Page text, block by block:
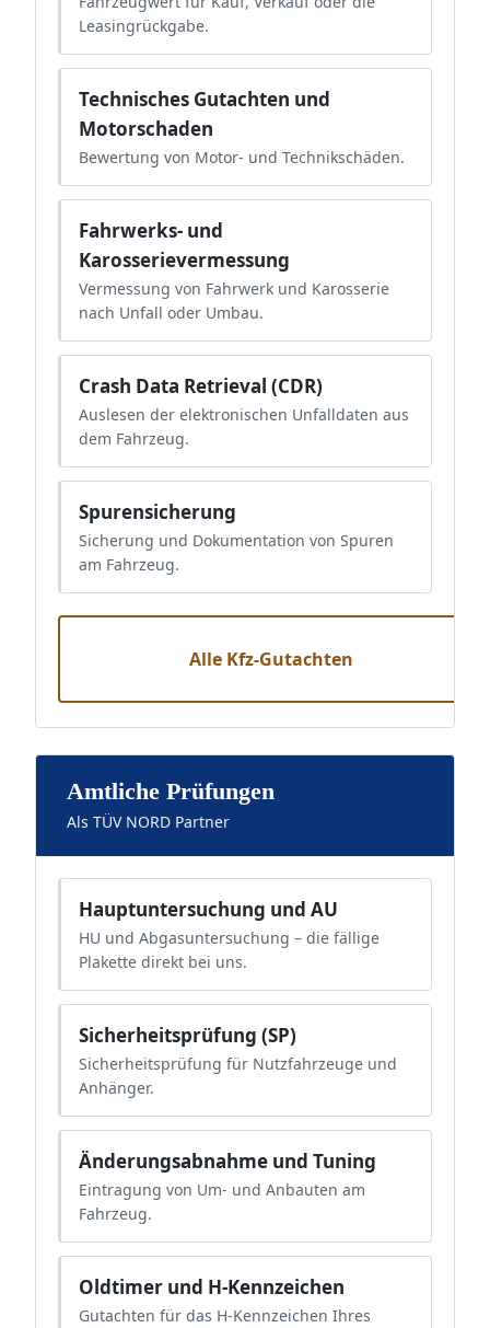
Leasingrückgabe.
Technisches Gutachten und
Motorschaden
Bewertung von Motor- und Technikschäden.
Fahrwerks- und
Karosserievermessung
Vermessung von Fahrwerk und Karosserie
nach Unfall oder Umbau.
Crash Data Retrieval (CDR)
Auslesen der elektronischen Unfalldaten aus
dem Fahrzeug.
Spurensicherung
Sicherung und Dokumentation von Spuren
am Fahrzeug.
Alle Kfz-Gutachten
Amtliche Prüfungen
Als TÜV NORD Partner
Hauptuntersuchung und AU
HU und Abgasuntersuchung – die fällige
Plakette direkt bei uns.
Sicherheitsprüfung (SP)
Sicherheitsprüfung für Nutzfahrzeuge und
Anhänger.
Änderungsabnahme und Tuning
Eintragung von Um- und Anbauten am
Fahrzeug.
Oldtimer und H-Kennzeichen
Gutachten für das H-Kennzeichen Ihres